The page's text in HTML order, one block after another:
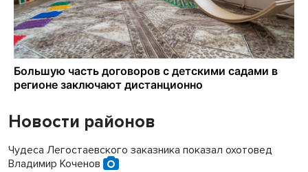
Новости районов
Чудеса Легостаевского заказника показал охотовед
Владимир Коченов